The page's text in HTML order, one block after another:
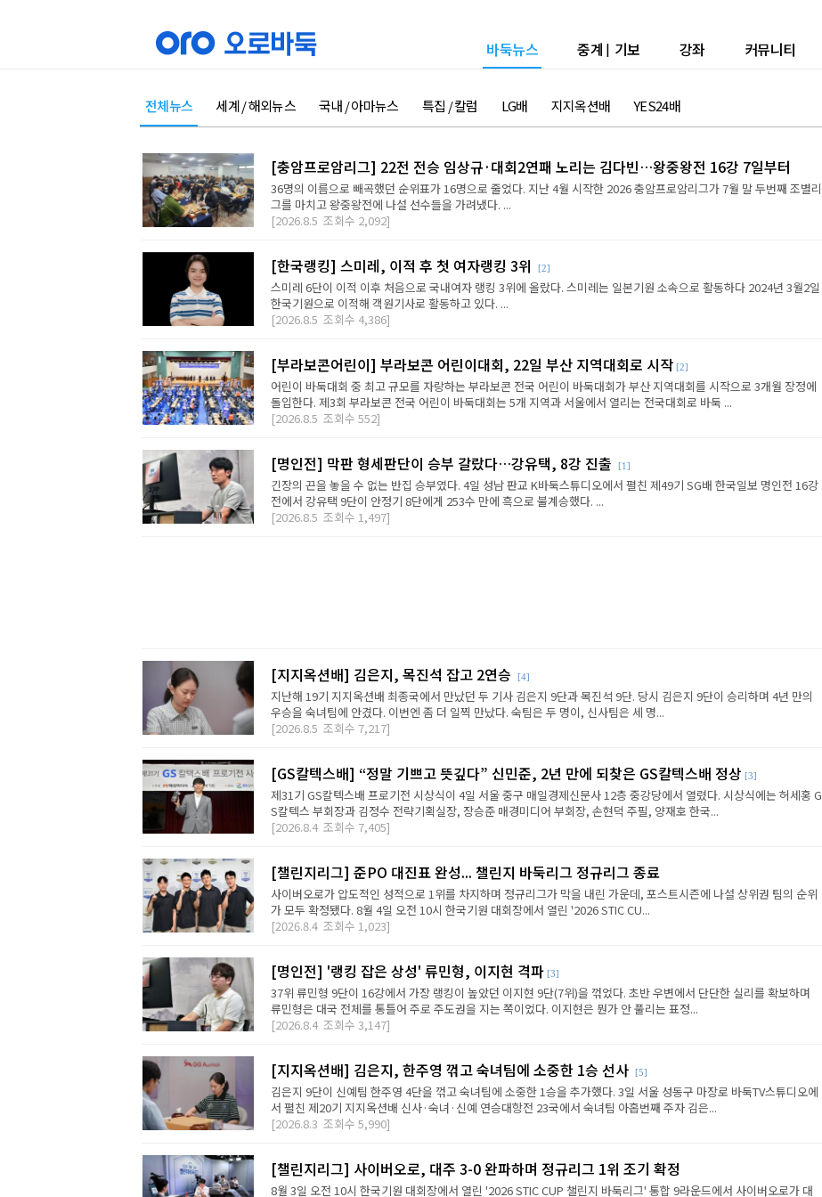
바둑뉴스 중계 | 기보 강좌 커뮤니티
전체뉴스 세계 / 해외뉴스 국내 / 아마뉴스 특집 / 칼럼 LG배 지지옥션배 YES24배
[충암프로암리그] 22전 전승 임상규·대회2연패 노리는 김다빈…왕중왕전 16강 7일부터
36명의 이름으로 빼곡했던 순위표가 16명으로 줄었다. 지난 4월 시작한 2026 충암프로암리그가 7월 말 두번째 조별리
그를 마치고 왕중왕전에 나설 선수들을 가려냈다. ...
[2026.8.5 조회수 2,092]
[한국랭킹] 스미레, 이적 후 첫 여자랭킹 3위 [2]
스미레 6단이 이적 이후 처음으로 국내여자 랭킹 3위에 올랐다. 스미레는 일본기원 소속으로 활동하다 2024년 3월2일
한국기원으로 이적해 객원기사로 활동하고 있다. ...
[2026.8.5 조회수 4,386]
[부라보콘어린이] 부라보콘 어린이대회, 22일 부산 지역대회로 시작 [2]
어린이 바둑대회 중 최고 규모를 자랑하는 부라보콘 전국 어린이 바둑대회가 부산 지역대회를 시작으로 3개월 장정에
돌입한다. 제3회 부라보콘 전국 어린이 바둑대회는 5개 지역과 서울에서 열리는 전국대회로 바둑 ...
[2026.8.5 조회수 552]
[명인전] 막판 형세판단이 승부 갈랐다…강유택, 8강 진출 [1]
긴장의 끈을 놓을 수 없는 반집 승부였다. 4일 성남 판교 K바둑스튜디오에서 펼친 제49기 SG배 한국일보 명인전 16강
전에서 강유택 9단이 안정기 8단에게 253수 만에 흑으로 불계승했다. ...
[2026.8.5 조회수 1,497]
[지지옥션배] 김은지, 목진석 잡고 2연승 [4]
지난해 19기 지지옥션배 최종국에서 만났던 두 기사 김은지 9단과 목진석 9단. 당시 김은지 9단이 승리하며 4년 만의
우승을 숙녀팀에 안겼다. 이번엔 좀 더 일찍 만났다. 숙팀은 두 명이, 신사팀은 세 명...
[2026.8.5 조회수 7,217]
[GS칼텍스배] “정말 기쁘고 뜻깊다” 신민준, 2년 만에 되찾은 GS칼텍스배 정상 [3]
제31기 GS칼텍스배 프로기전 시상식이 4일 서울 중구 매일경제신문사 12층 중강당에서 열렸다. 시상식에는 허세홍 G
S칼텍스 부회장과 김정수 전략기획실장, 장승준 매경미디어 부회장, 손현덕 주필, 양재호 한국...
[2026.8.4 조회수 7,405]
[챌린지리그] 준PO 대진표 완성... 챌린지 바둑리그 정규리그 종료
사이버오로가 압도적인 성적으로 1위를 차지하며 정규리그가 막을 내린 가운데, 포스트시즌에 나설 상위권 팀의 순위
가 모두 확정됐다. 8월 4일 오전 10시 한국기원 대회장에서 열린 '2026 STIC CU...
[2026.8.4 조회수 1,023]
[명인전] '랭킹 잡은 상성' 류민형, 이지현 격파 [3]
37위 류민형 9단이 16강에서 가장 랭킹이 높았던 이지현 9단(7위)을 꺾었다. 초반 우변에서 단단한 실리를 확보하며
류민형은 대국 전체를 통틀어 주로 주도권을 지는 쪽이었다. 이지현은 뭔가 안 풀리는 표정...
[2026.8.4 조회수 3,147]
[지지옥션배] 김은지, 한주영 꺾고 숙녀팀에 소중한 1승 선사 [5]
김은지 9단이 신예팀 한주영 4단을 꺾고 숙녀팀에 소중한 1승을 추가했다. 3일 서울 성동구 마장로 바둑TV스튜디오에
서 펼친 제20기 지지옥션배 신사·숙녀·신예 연승대항전 23국에서 숙녀팀 아홉번째 주자 김은...
[2026.8.3 조회수 5,990]
[챌린지리그] 사이버오로, 대주 3-0 완파하며 정규리그 1위 조기 확정
8월 3일 오전 10시 한국기원 대회장에서 열린 '2026 STIC CUP 챌린지 바둑리그' 통합 9라운드에서 사이버오로가 대